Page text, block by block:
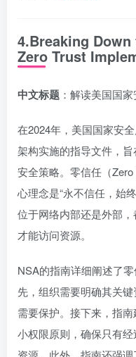
4.Breaking
Zero Trust
中文标题 ：解读美国国
在2024年，美国国家安
架构实施的指导文件，
安全策略。零信任（
心理念是“永不信任，始
位于网络内部还是外部
才能访问资源。
NSA的指南详细阐述了
先，组织需要明确其关
需要保护。接下来，指
小权限原则，确保只有